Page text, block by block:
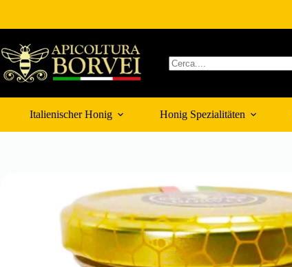
springen
Ergebnisse
Italienischer Honig Honig Spezialitäten